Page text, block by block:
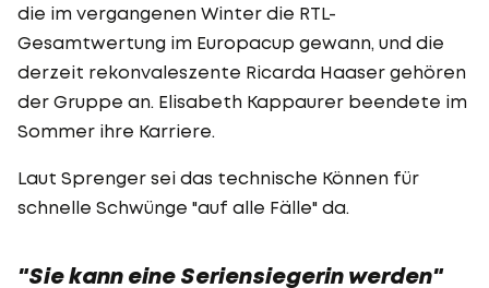
die im vergangenen Winter die RTL-
Gesamtwertung im Europacup gewann, und die
derzeit rekonvaleszente Ricarda Haaser gehören
der Gruppe an. Elisabeth Kappaurer beendete im
Sommer ihre Karriere.
Laut Sprenger sei das technische Können für
schnelle Schwünge "auf alle Fälle" da.
"Sie kann eine Seriensiegerin werden"